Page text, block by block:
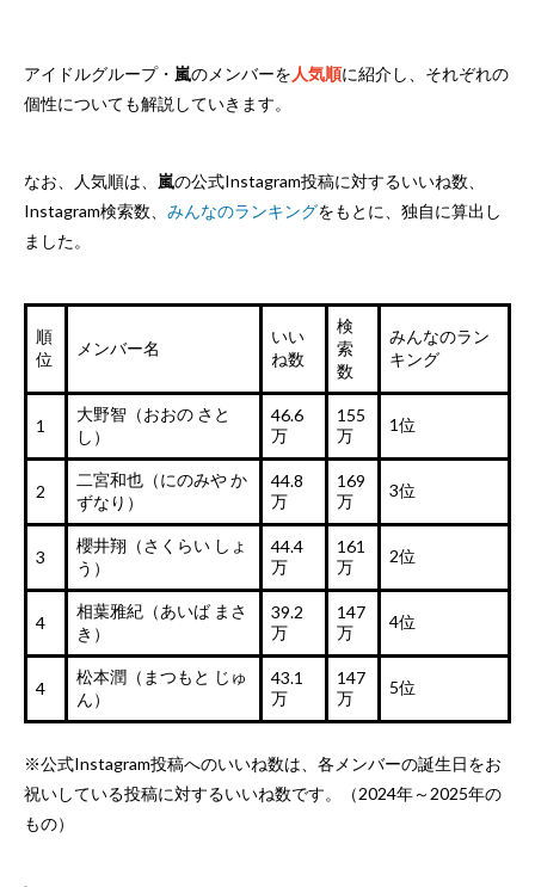
アイドルグループ・ 嵐のメンバーを 人気順に紹介し、それぞれの
個性についても解説していきます。
なお、人気順は、 嵐の公式Instagram投稿に対するいいね数、
Instagram検索数、 みんなのランキングをもとに、独自に算出し
ました。
順
位
メンバー名
いい
ね数
検
索
数
みんなのラン
キング
1
大野智（おおの さと
し）
46.6
万
155
万
1位
2
二宮和也（にのみや か
ずなり）
44.8
万
169
万
3位
3
櫻井翔（さくらい しょ
う）
44.4
万
161
万
2位
4
相葉雅紀（あいば まさ
き）
39.2
万
147
万
4位
4
松本潤（まつもと じゅ
ん）
43.1
万
147
万
5位
※公式Instagram投稿へのいいね数は、各メンバーの誕生日をお
祝いしている投稿に対するいいね数です。（2024年～2025年の
もの）